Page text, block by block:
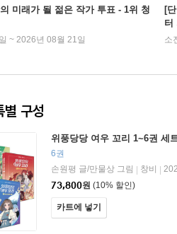
미래가 될 젊은 작가 투표 - 1위 청
~ 2026년 08월 21일
[
터
소
별 구성
위풍당당 여우 꼬리 1~6권 세
6권
손원평 글/만물상 그림
창비
73,800원 (10% 할인)
카트에 넣기